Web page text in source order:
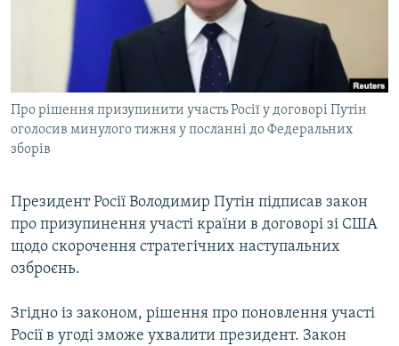
СВІДЧЕННЯ ОКУПАЦІЇ
УКРАЇНСЬКА ПРОБЛЕМА КРИМУ
ІНФОГРАФІКА
Русский
Qırımtatar
ДОЛУЧАЙСЯ!
Усі сайти RFE/RL
Про рішення призупинити участь Росії у договорі Путін
оголосив минулого тижня у посланні до Федеральних
зборів
Президент Росії Володимир Путін підписав закон
про призупинення участі країни в договорі зі США
щодо скорочення стратегічних наступальних
озброєнь.
Згідно із законом, рішення про поновлення участі
Росії в угоді зможе ухвалити президент. Закон